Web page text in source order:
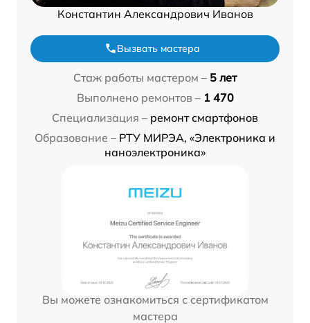
Константин Александрович Иванов
Вызвать мастера
Стаж работы мастером – 5 лет
Выполнено ремонтов – 1 470
Специализация – ремонт смартфонов
Образование – РТУ МИРЭА, «Электроника и
наноэлектроника»
Вы можете ознакомиться с сертификатом
мастера